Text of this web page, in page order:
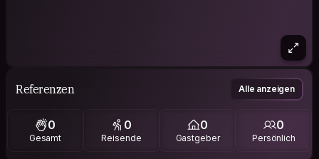
Referenzen Alle anzeigen
0
Gesamt
0
Reisende
0
Gastgeber
0
Persönlich